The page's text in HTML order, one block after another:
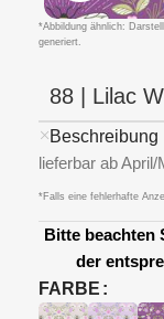
*Abbildung ähnlich:
generiert.
88 | Lilac
Beschreibung
lieferbar ab April/
*Falls eine fehlerhafte
Bitte beachten
der
FARBE